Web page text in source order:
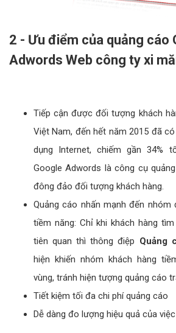
2 - Ưu điểm của quảng cáo
Adwords Web công ty xi
Tiếp cận được đối tượng khách
Việt Nam, đến hết năm 2015 đã
dụng Internet, chiếm gần 34%
Google Adwords là công cụ
đông đảo đối tượng khách hàng.
Quảng cáo nhấn mạnh đến nhóm
tiềm năng: Chỉ khi khách hàng
tiên quan thì thông điệp Quảng
hiện khiến nhóm khách hàng
vùng, tránh hiện tượng quảng cáo
Tiết kiệm tối đa chi phí quảng cáo
Dễ dàng đo lượng hiệu quả của